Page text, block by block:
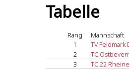
Tabelle
Rang
Mannschaft
1
TV Feldmark
2
TC
3
TC 22